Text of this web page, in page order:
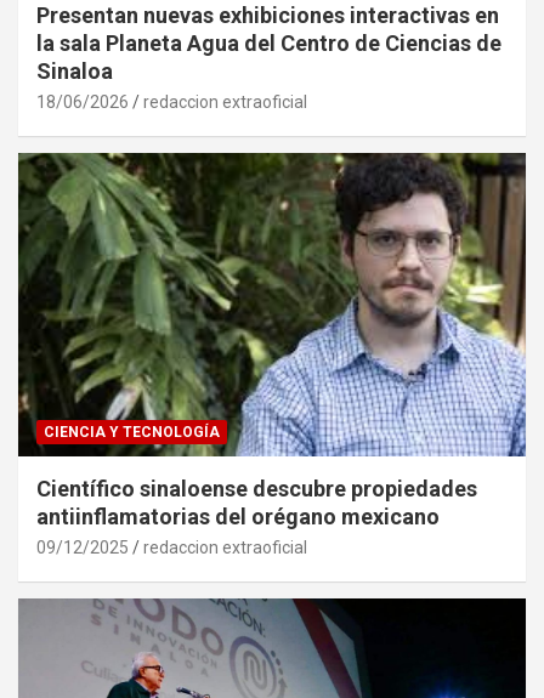
Presentan nuevas exhibiciones interactivas en
la sala Planeta Agua del Centro de Ciencias de
Sinaloa
18/06/2026 redaccion extraoficial
CIENCIA Y TECNOLOGÍA
Científico sinaloense descubre propiedades
antiinflamatorias del orégano mexicano
09/12/2025 redaccion extraoficial